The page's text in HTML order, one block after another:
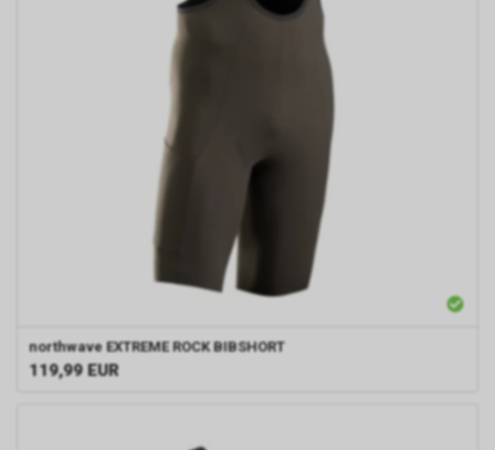
northwave EXTREME ROCK BIBSHORT
119,99 EUR